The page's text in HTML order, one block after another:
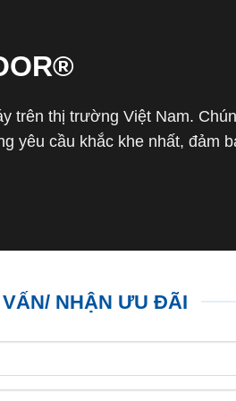
trên thị trường Việt Nam.
yêu cầu khắc khe nhất, đảm
NHẬN ƯU ĐÃI